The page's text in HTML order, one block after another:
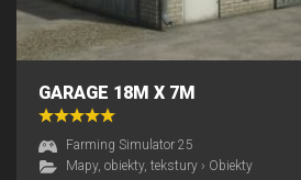
GARAGE 18M X 7M
Farming Simulator 25
Mapy, obiekty, tekstury › Obiekty